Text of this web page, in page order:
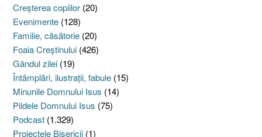
Creşterea copiilor (20)
Evenimente (128)
Familie, căsătorie (20)
Foaia Creştinului (426)
Gândul zilei (19)
Întâmplări, ilustraţii, fabule (15)
Minunile Domnului Isus (14)
Pildele Domnului Isus (75)
Podcast (1.329)
Proiectele Bisericii (1)